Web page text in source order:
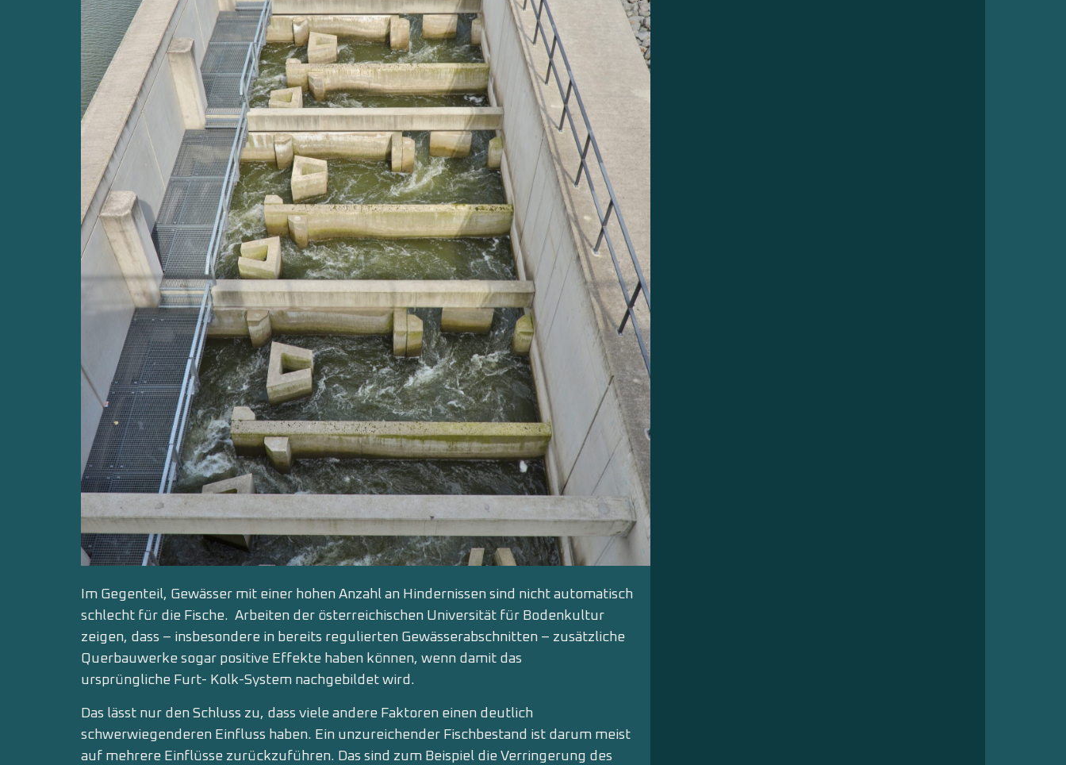
Im Gegenteil, Gewässer mit einer hohen Anzahl an Hindernissen sind nicht automatisch
schlecht für die Fische. Arbeiten der österreichischen Universität für Bodenkultur
zeigen, dass – insbesondere in bereits regulierten Gewässerabschnitten – zusätzliche
Querbauwerke sogar positive Effekte haben können, wenn damit das
ursprüngliche Furt- Kolk-System nachgebildet wird.
Das lässt nur den Schluss zu, dass viele andere Faktoren einen deutlich
schwerwiegenderen Einfluss haben. Ein unzureichender Fischbestand ist darum meist
auf mehrere Einflüsse zurückzuführen. Das sind zum Beispiel die Verringerung des